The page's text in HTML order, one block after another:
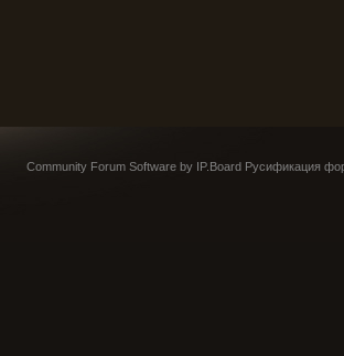
Community Forum Software by IP.Board Русификация